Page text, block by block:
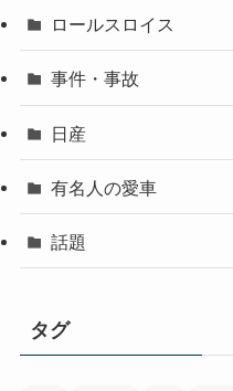
ロールスロイス
事件・事故
日産
有名人の愛車
話題
タグ